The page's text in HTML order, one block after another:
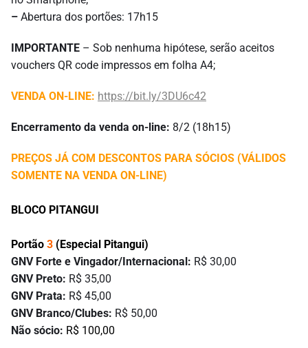
– Abertura dos portões: 17h15
IMPORTANTE – Sob nenhuma hipótese, serão aceitos
vouchers QR code impressos em folha A4;
VENDA ON-LINE: https://bit.ly/3DU6c42
Encerramento da venda on-line: 8/2 (18h15)
PREÇOS JÁ COM DESCONTOS PARA SÓCIOS (VÁLIDOS
SOMENTE NA VENDA ON-LINE)
BLOCO PITANGUI
Portão 3 (Especial Pitangui)
GNV Forte e Vingador/Internacional: R$ 30,00
GNV Preto: R$ 35,00
GNV Prata: R$ 45,00
GNV Branco/Clubes: R$ 50,00
Não sócio: R$ 100,00